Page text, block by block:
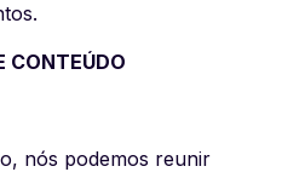
CONTEÚDO
nós podemos reunir